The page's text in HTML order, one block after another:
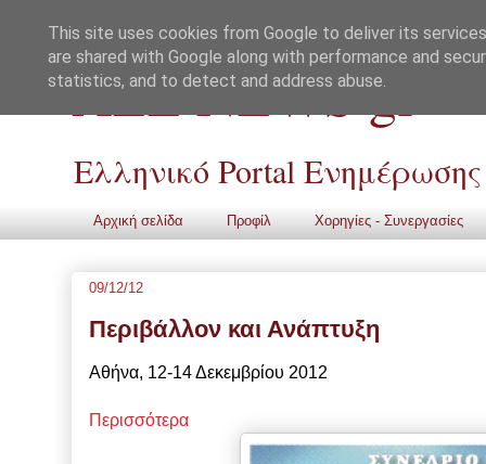
ALL NEWS gr
Ελληνικό Portal Ενημέρωσης
Αρχική σελίδα Προφίλ Χορηγίες - Συνεργασίες
09/12/12
Περιβάλλον και Ανάπτυξη
Αθήνα, 12-14 Δεκεμβρίου 2012
Περισσότερα
This site uses cookies from Google to deliver its
are shared with Google along with performance and
statistics, and to detect and address abuse.